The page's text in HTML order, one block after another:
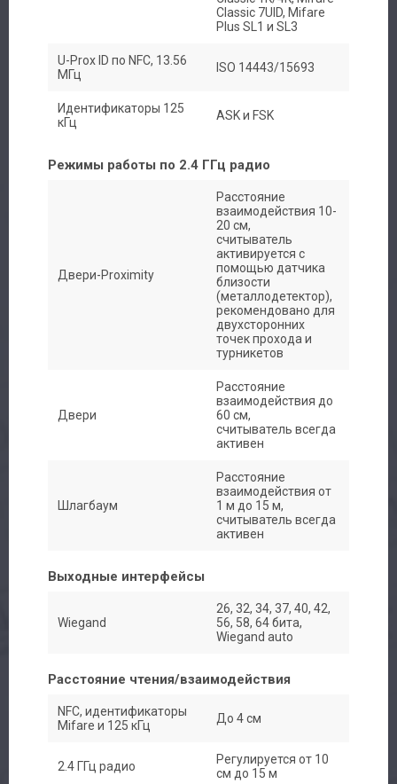
Доставка
Контакты
Classic 7UID, Mifare
Plus SL1 и SL3
U-Prox ID по NFC, 13.56
МГц
ISO 14443/15693
Идентификаторы 125
кГц
ASK и FSK
Режимы работы по 2.4 ГГц радио
Двери-Proximity
Расстояние
взаимодействия 10-
20 см,
считыватель
активируется с
помощью датчика
близости
(металлодетектор),
рекомендовано для
двухсторонних
точек прохода и
турникетов
Двери
Расстояние
взаимодействия до
60 см,
считыватель всегда
активен
Шлагбаум
Расстояние
взаимодействия от
1 м до 15 м,
считыватель всегда
активен
Выходные интерфейсы
Wiegand
26, 32, 34, 37, 40, 42,
56, 58, 64 бита,
Wiegand auto
Расстояние чтения/взаимодействия
NFC, идентификаторы
Mifare и 125 кГц
До 4 см
2.4 ГГц радио
Регулируется от 10
см до 15 м